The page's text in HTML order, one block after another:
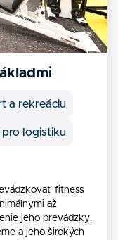
a rekreáciu
pro logistiku
fitness
až
jeho prevádzky.
a jeho širokých